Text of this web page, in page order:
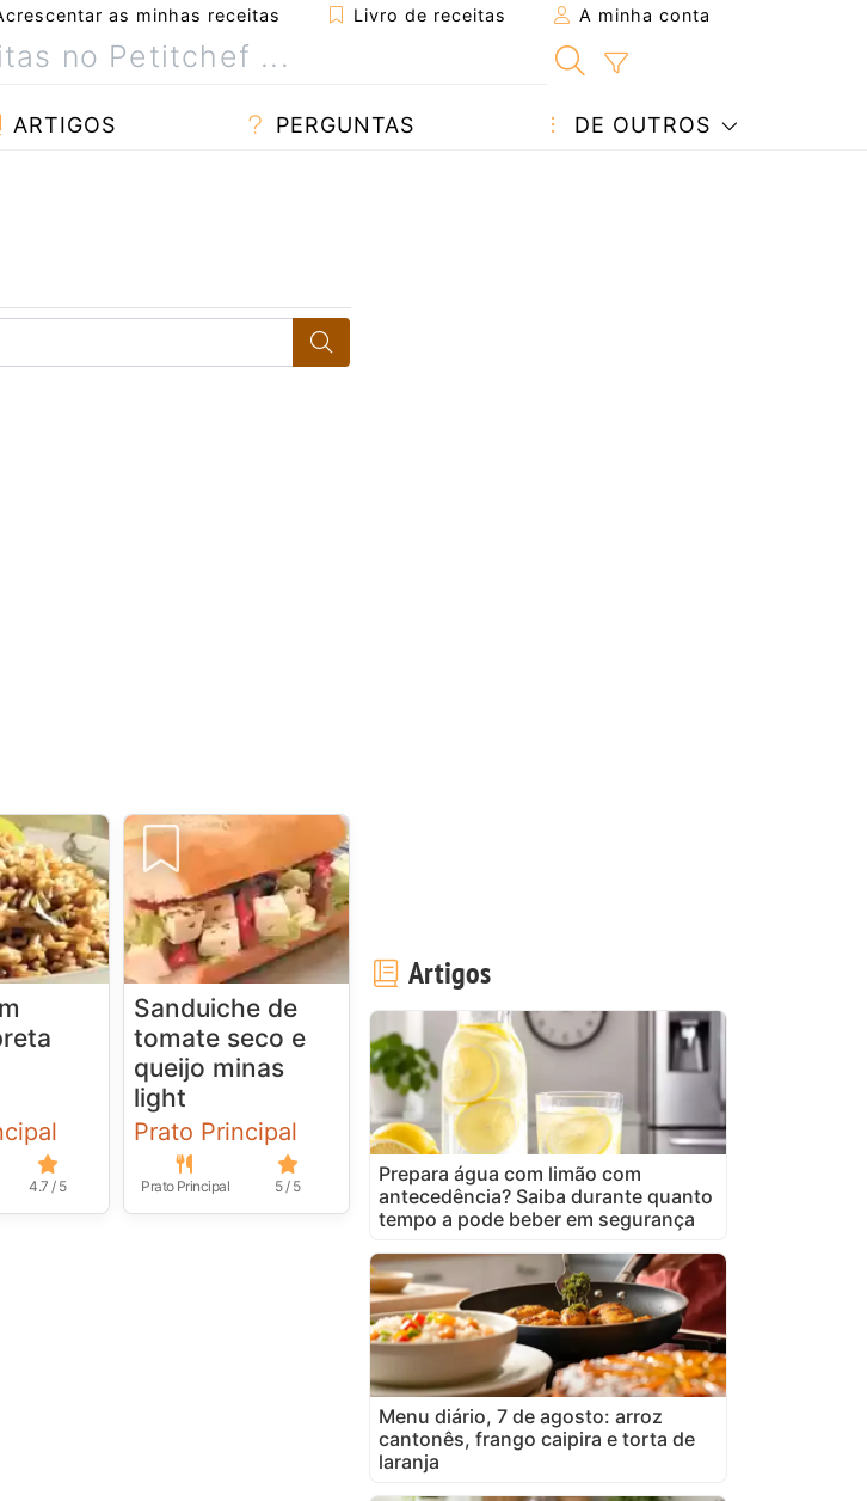
as minhas receitas Livro de receitas A minha conta
ARTIGOS PERGUNTAS DE OUTROS
4.7 / 5
Sanduiche de
tomate seco e
queijo minas
light
Prato Principal
Prato Principal 5 / 5
Artigos
Prepara água com limão com
antecedência? Saiba durante quanto
tempo a pode beber em segurança
Menu diário, 7 de agosto: arroz
cantonês, frango caipira e torta de
laranja